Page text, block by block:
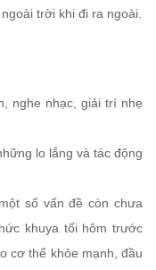
trời khi đi ra ngoài.
nghe nhạc, giải trí nhẹ
lo lắng và tác động
số vấn đề còn chưa
khuya tối hôm trước
cơ thể khỏe mạnh, đầu